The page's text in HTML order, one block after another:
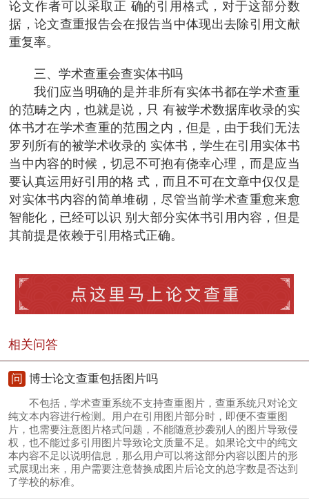
论文作者可以采取正 确的引用格式，对于这部分数
据，论文查重报告会在报告当中体现出去除引用文献
重复率。
三、学术查重会查实体书吗
我们应当明确的是并非所有实体书都在学术查重
的范畴之内，也就是说，只 有被学术数据库收录的实
体书才在学术查重的范围之内，但是，由于我们无法
罗列所有的被学术收录的 实体书，学生在引用实体书
当中内容的时候，切忌不可抱有侥幸心理，而是应当
要认真运用好引用的格 式，而且不可在文章中仅仅是
对实体书内容的简单堆砌，尽管当前学术查重愈来愈
智能化，已经可以识 别大部分实体书引用内容，但是
其前提是依赖于引用格式正确。
相关问答
问 博士论文查重包括图片吗
不包括，学术查重系统不支持查重图片，查重系统只对论文
纯文本内容进行检测。用户在引用图片部分时，即便不查重图
片，也需要注意图片格式问题，不能随意抄袭别人的图片导致侵
权，也不能过多引用图片导致论文质量不足。如果论文中的纯文
本内容不足以说明信息，那么用户可以将这部分内容以图片的形
式展现出来，用户需要注意替换成图片后论文的总字数是否达到
了学校的标准。